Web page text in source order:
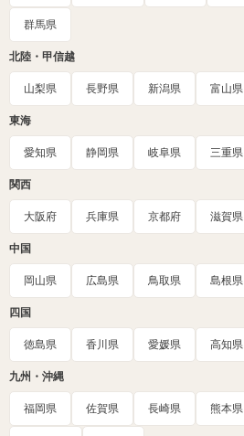
群馬県
北陸・甲信越
山梨県 長野県 新潟県 富山県
東海
愛知県 静岡県 岐阜県 三重県
関西
大阪府 兵庫県 京都府 滋賀県
中国
岡山県 広島県 鳥取県 島根県
四国
徳島県 香川県 愛媛県 高知県
九州・沖縄
福岡県 佐賀県 長崎県 熊本県